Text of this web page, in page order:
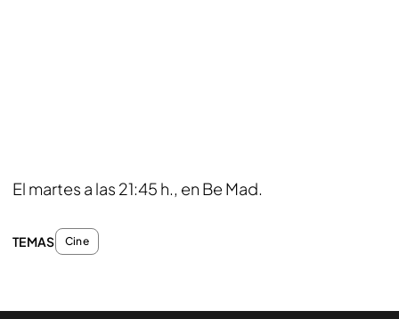
El martes a las 21:45 h., en Be Mad.
TEMAS Cine